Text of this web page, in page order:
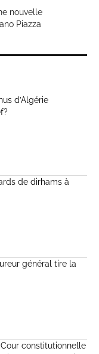
nouvelle
Piazza
d’Algérie
de dirhams à
général tire la
constitutionnelle